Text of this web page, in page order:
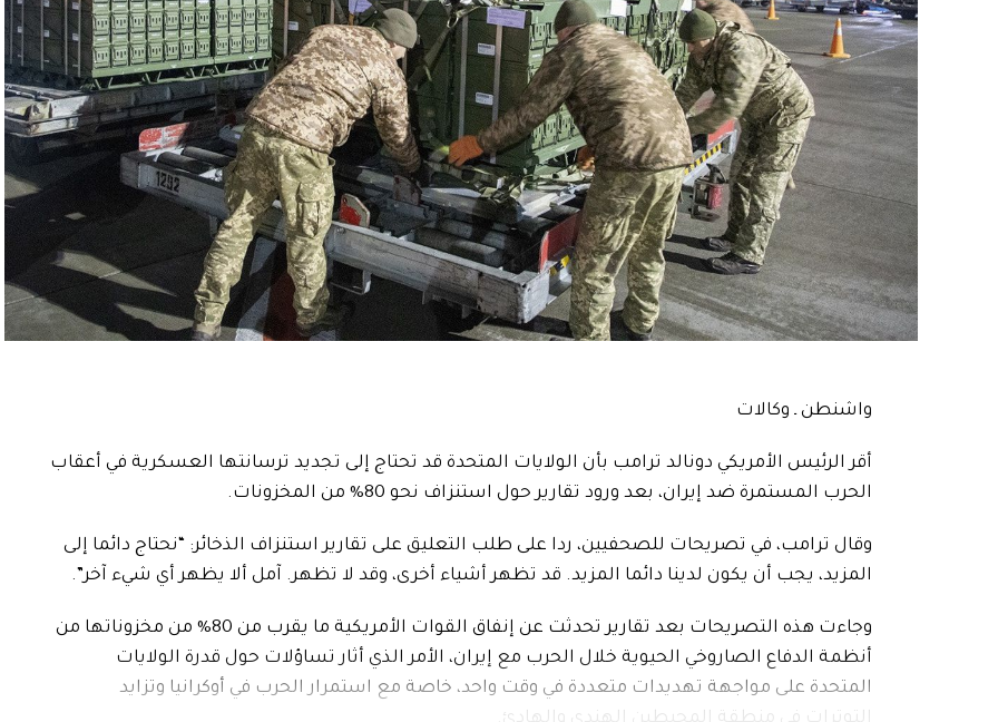
واشنطن ـ وكالات
أقر الرئيس الأمريكي دونالد ترامب بأن الولايات المتحدة قد تحتاج إلى تجديد ترسانتها العسكرية في أعقاب
الحرب المستمرة ضد إيران، بعد ورود تقارير حول استنزاف نحو 80% من المخزونات.
وقال ترامب، في تصريحات للصحفيين، ردا على طلب التعليق على تقارير استنزاف الذخائر: “نحتاج دائما إلى
المزيد، يجب أن يكون لدينا دائما المزيد. قد تظهر أشياء أخرى، وقد لا تظهر. آمل ألا يظهر أي شيء آخر”.
وجاءت هذه التصريحات بعد تقارير تحدثت عن إنفاق القوات الأمريكية ما يقرب من 80% من مخزوناتها من
أنظمة الدفاع الصاروخي الحيوية خلال الحرب مع إيران، الأمر الذي أثار تساؤلات حول قدرة الولايات
المتحدة على مواجهة تهديدات متعددة في وقت واحد، خاصة مع استمرار الحرب في أوكرانيا وتزايد